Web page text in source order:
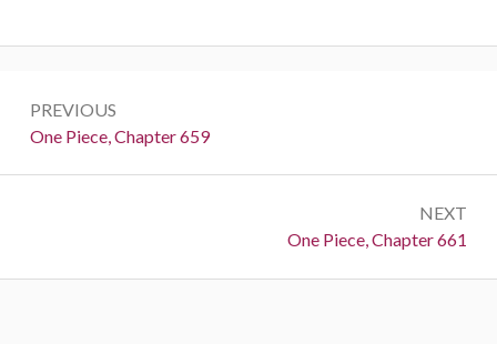
navigation
PREVIOUS
Previous:
One Piece, Chapter 659
NEXT
Next:
One Piece, Chapter 661